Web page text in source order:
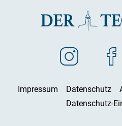
Impressum Datenschutz
Datenschutz-